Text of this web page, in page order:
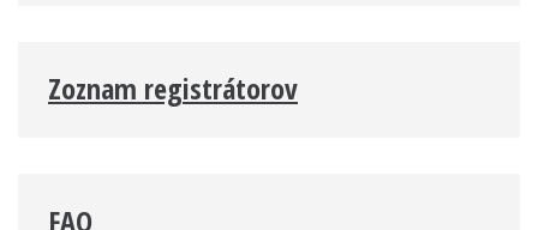
Zoznam registrátorov
FAQ